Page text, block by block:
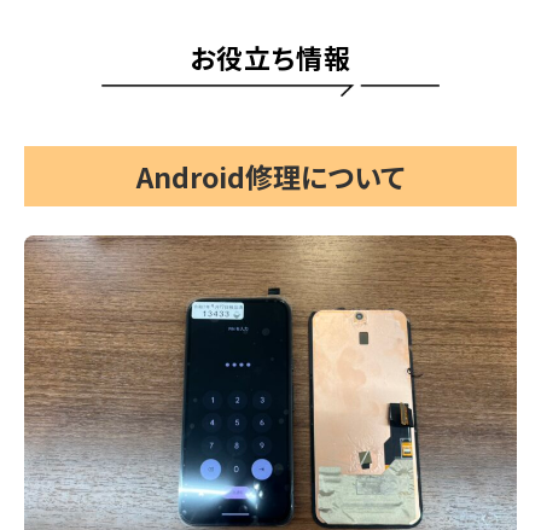
お役立ち情報
Android修理について